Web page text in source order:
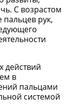
С возрастом
пальцев рук,
действий
в
пальцами
системой